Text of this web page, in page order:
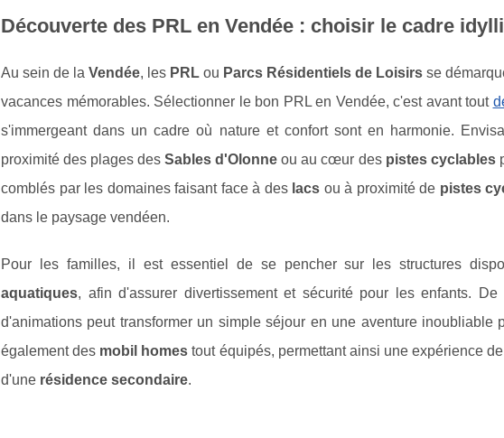
Découverte des PRL en Vendée : choisir le cadre
Au sein de la Vendée, les PRL ou Parcs Résidentiels de Loisirs se
vacances mémorables. Sélectionner le bon PRL en Vendée, c'est avant tout
s'immergeant dans un cadre où nature et confort sont en harmonie.
proximité des plages desSables d'Olonne ou au cœur des pistes cyclables
comblés par les domaines faisant face à des lacs ou à proximité de pistes
dans le paysage vendéen.
Pour les familles, il est essentiel de se pencher sur les structures
aquatiques, afin d'assurer divertissement et sécurité pour les enfants.
d'animations peut transformer un simple séjour en une aventure inoubliable
également des mobil homes tout équipés, permettant ainsi une expérience
d'une résidence secondaire.